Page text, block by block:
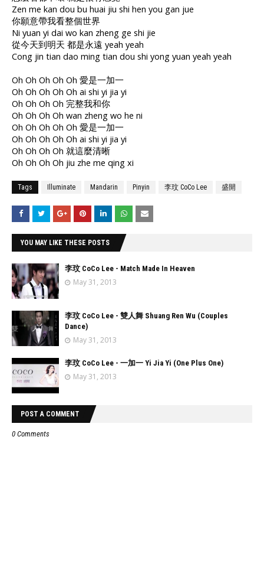
Zen me kan dou bu huai jiu shi hen you gan jue
你願意帶我看整個世界
Ni yuan yi dai wo kan zheng ge shi jie
從今天到明天 都是永遠 yeah yeah
Cong jin tian dao ming tian dou shi yong yuan yeah yeah
Oh Oh Oh Oh Oh 愛是一加一
Oh Oh Oh Oh Oh ai shi yi jia yi
Oh Oh Oh Oh 完整我和你
Oh Oh Oh Oh wan zheng wo he ni
Oh Oh Oh Oh Oh 愛是一加一
Oh Oh Oh Oh Oh ai shi yi jia yi
Oh Oh Oh Oh 就這麼清晰
Oh Oh Oh Oh jiu zhe me qing xi
Tags Illuminate Mandarin Pinyin 李玟 CoCo Lee 盛開
YOU MAY LIKE THESE POSTS
李玟 CoCo Lee - Match Made In Heaven
May 31, 2013
李玟 CoCo Lee - 雙人舞 Shuang Ren Wu (Couples
Dance)
May 31, 2013
李玟 CoCo Lee - 一加一 Yi Jia Yi (One Plus One)
May 31, 2013
POST A COMMENT
0 Comments